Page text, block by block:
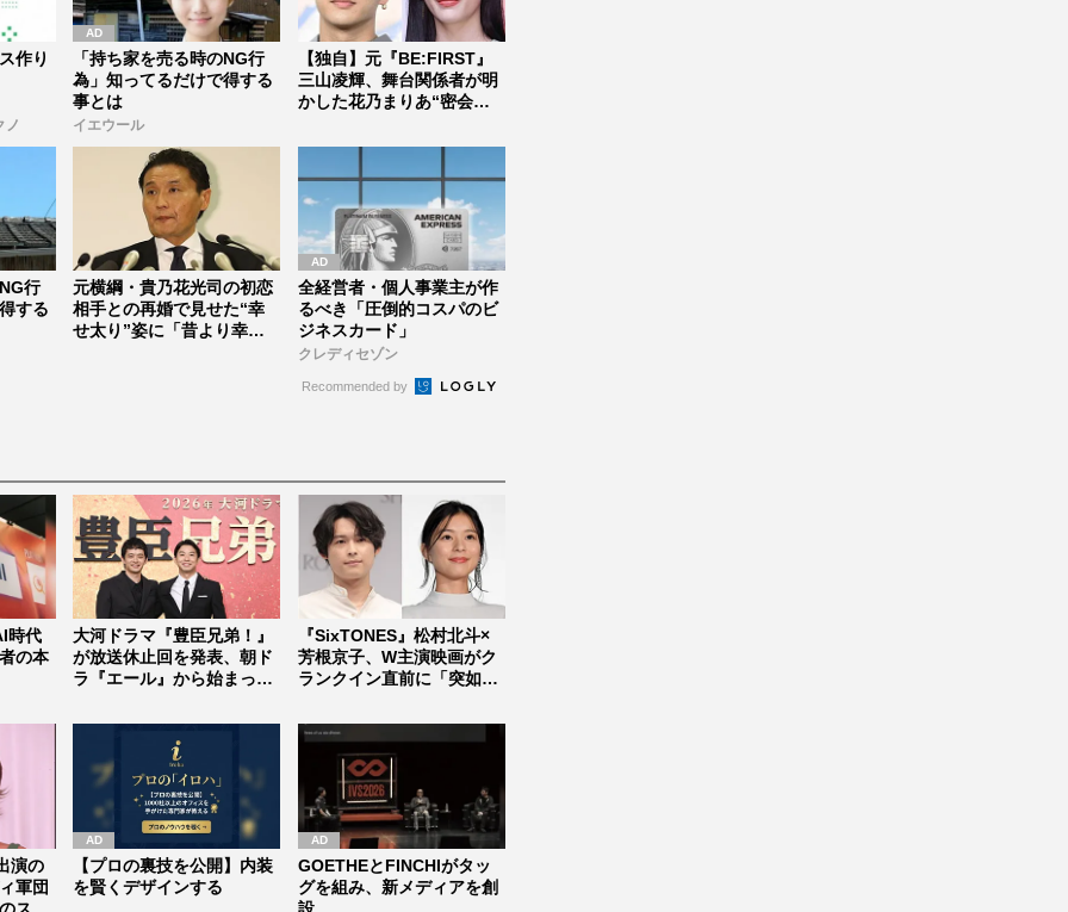
作り
ノ
「持ち家を売る時のNG行
為」知ってるだけで得する
事とは
イエウール
【独自】元『BE:FIRST』
三山凌輝、舞台関係者が明
かした花乃まりあ“密会報
行
する
元横綱・貴乃花光司の初恋
相手との再婚で見せた“幸
せ太り”姿に「昔より幸せ
全経営者・個人事業主が作
るべき「圧倒的コスパのビ
ジネスカード」
クレディセゾン
Recommended by
時代
の本
大河ドラマ『豊臣兄弟！』
が放送休止回を発表、朝ド
ラ『エール』から始まった
『SixTONES』松村北斗×
芳根京子、W主演映画がク
ランクイン直前に「突如中
演の
軍団
スタ
【プロの裏技を公開】内装
を賢くデザインする
GOETHEとFINCHIがタッ
グを組み、新メディアを創
設